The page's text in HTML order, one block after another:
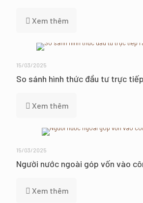
Xem thêm
15/03/2025
So sánh hình thức đầu tư trực
Xem thêm
15/03/2025
Người nước ngoài góp vốn vào
Xem thêm